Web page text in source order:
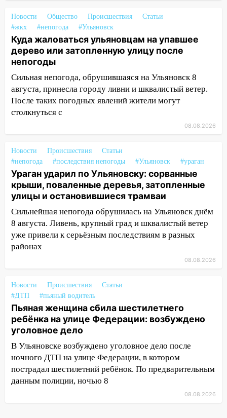
15:04 Фоторепортаж с улиц Ульяновска
после шторма: поваленные деревья и
затопленные улицы
14:28 Ураган вырвал остановку на улице
Деева в Заволжье
14:26
Жители Ульяновска сами
пытаются расчистить ливнёвки, не
дождавшись коммунальщиков
на улице Любови Шевцовой рухнул
светофор
14:14 Студента из Ульяновска обманули
мошенники под видом преподавателя
14:12 Куда жаловаться ульяновцам на
упавшее дерево или затопленную улицу
после непогоды
13:59
13:54
В мэрии Ульяновска рассказали,
как устраняют последствия мощного
шторма
13:49 Стихия продолжает крушить
Ульяновск: дерево рухнуло на дом на
Орджоникидзе
13:47 На Нижней Террасе мощным
ветром вырвало дерево с корнем
Новости Общество Происшествия
Статьи
#жкх
#непогода #Ульяновск
Куда жаловаться ульяновцам на упавшее
дерево или затопленную улицу после
непогоды
Сильная непогода, обрушившаяся на Ульяновск 8
августа, принесла городу ливни и шквалистый ветер.
После таких погодных явлений жители могут
столкнуться с
08.08.2026
Новости Происшествия
Статьи
#непогода
#последствия непогоды #Ульяновск #ураган
Ураган ударил по Ульяновску: сорванные
крыши, поваленные деревья, затопленные
улицы и остановившиеся трамваи
Сильнейшая непогода обрушилась на Ульяновск днём
8 августа. Ливень, крупный град и шквалистый ветер
уже привели к серьёзным последствиям в разных
районах
08.08.2026
Новости Происшествия
Статьи
#ДТП
#пьяный водитель
Пьяная женщина сбила шестилетнего
ребёнка на улице Федерации: возбуждено
уголовное дело
В Ульяновске возбуждено уголовное дело после
ночного ДТП на улице Федерации, в котором
пострадал шестилетний ребёнок. По предварительным
данным полиции, ночью 8
08.08.2026